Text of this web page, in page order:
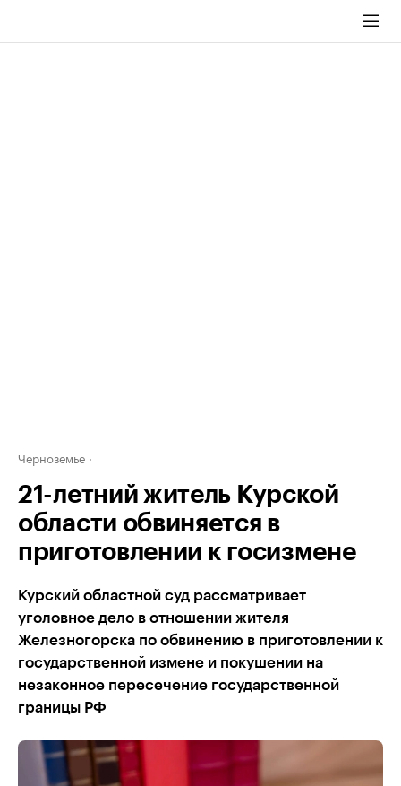
Черноземье
21-летний житель Курской
области обвиняется в
приготовлении к госизмене
Курский областной суд рассматривает
уголовное дело в отношении жителя
Железногорска по обвинению в приготовлении к
государственной измене и покушении на
незаконное пересечение государственной
границы РФ